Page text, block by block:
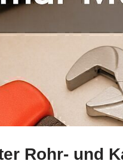
sowie
Rohr- und